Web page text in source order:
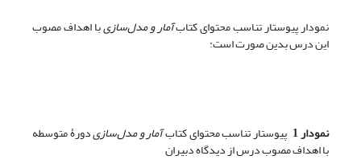
نمودار پیوستار تناسب محتوای کتابآمار و مدل‌سازیبا اهداف مصوب
این درس بدین صورت است:
نمودار 1 پیوستار تناسب محتوای کتابآمار و مدل‌سازیدورۀ متوسطه
با اهداف مصوب درس از دیدگاه دبیران